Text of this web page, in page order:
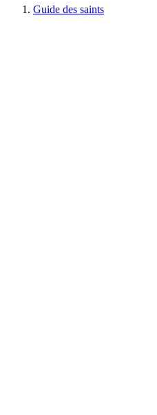
Guide des saints